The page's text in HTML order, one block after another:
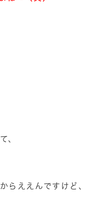
、
らええんですけど、